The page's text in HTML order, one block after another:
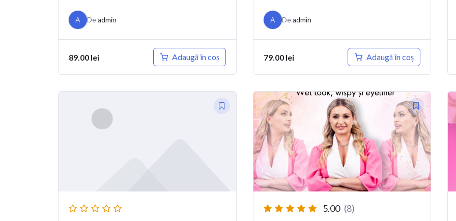
A Deadmin
89.00 lei Adaugă în coș
A Deadmin
79.00 lei Adaugă în coș
5.00 (8)